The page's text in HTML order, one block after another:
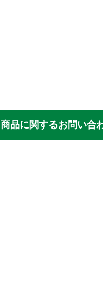
商品に関するお問い合